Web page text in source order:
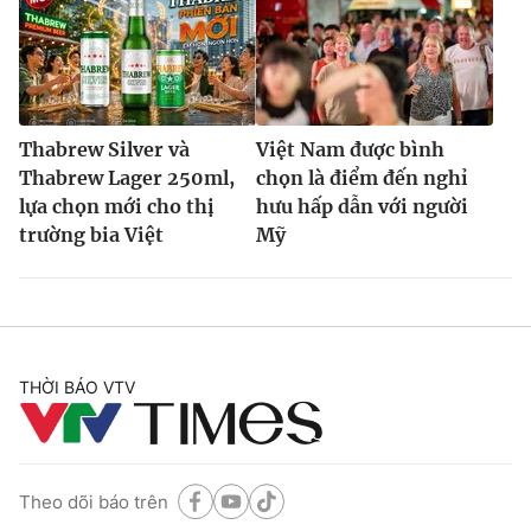
Thabrew Silver và
Thabrew Lager 250ml,
lựa chọn mới cho thị
trường bia Việt
Việt Nam được bình
chọn là điểm đến nghỉ
hưu hấp dẫn với người
Mỹ
THỜI BÁO VTV
Theo dõi báo trên